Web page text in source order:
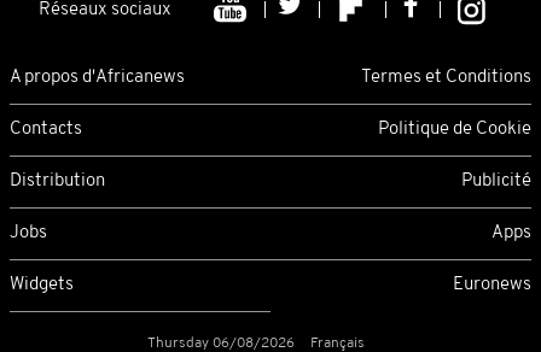
Réseaux sociaux
A propos d'Africanews Termes et Conditions
Contacts Politique de Cookie
Distribution Publicité
Jobs Apps
Widgets Euronews
Thursday 06/08/2026